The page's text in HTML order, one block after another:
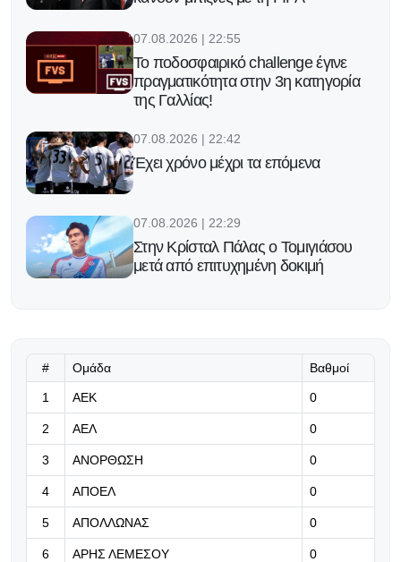
07.08.2026 | 22:55
Το ποδοσφαιρικό challenge έγινε
πραγματικότητα στην 3η κατηγορία
της Γαλλίας!
07.08.2026 | 22:42
Έχει χρόνο μέχρι τα επόμενα
07.08.2026 | 22:29
Στην Κρίσταλ Πάλας ο Τομιγιάσου
μετά από επιτυχημένη δοκιμή
Η Γαλατασαράι πάει για το
μεταγραφικό «μπαμ» με Μαρτινέλι
07.08.2026 | 21:50
«Η Ντόρτμουντ ψάχνει τον διάδοχο
του Αντεγέμι και γλυκοκοιτάζει τον
Κωνσταντέλια»
# Ομάδα Βαθμοί
1 ΑΕΚ 0
2 ΑΕΛ 0
3 ΑΝΟΡΘΩΣΗ 0
4 ΑΠΟΕΛ 0
5 ΑΠΟΛΛΩΝΑΣ 0
6 ΑΡΗΣ ΛΕΜΕΣΟΥ 0